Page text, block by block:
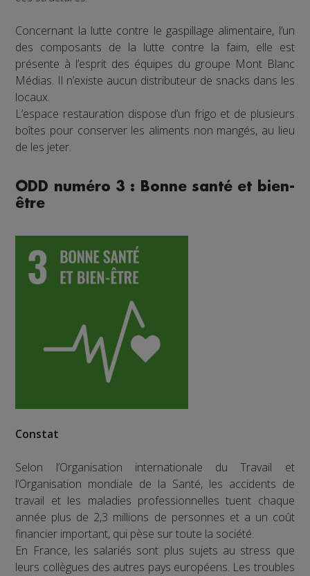
Concernant la lutte contre le gaspillage alimentaire, l’un
des composants de la lutte contre la faim, elle est
présente à l’esprit des équipes du groupe Mont Blanc
Médias. Il n’existe aucun distributeur de snacks dans les
locaux.
L’espace restauration dispose d’un frigo et de plusieurs
boîtes pour conserver les aliments non mangés, au lieu
de les jeter.
ODD numéro 3 : Bonne santé et bien-
être
Constat
Selon l’Organisation internationale du Travail et
l’Organisation mondiale de la Santé, les accidents de
travail et les maladies professionnelles tuent chaque
année plus de 2,3 millions de personnes et a un coût
financier important, qui pèse sur toute la société.
En France, les salariés sont plus sujets au stress que
leurs collègues des autres pays européens. Les troubles